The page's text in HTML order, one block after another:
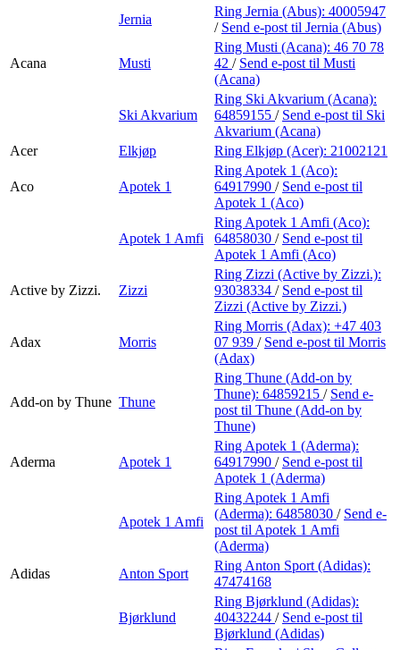
Jernia
Ring Jernia (Abus): 40005947
/ Send e-post til Jernia (Abus)
Acana Musti
Ring Musti (Acana): 46 70 78
42 / Send e-post til Musti
(Acana)
Ski Akvarium
Ring Ski Akvarium (Acana):
64859155 / Send e-post til Ski
Akvarium (Acana)
Acer
Elkjøp Ring Elkjøp (Acer): 21002121
Aco Apotek 1
Ring Apotek 1 (Aco):
64917990 / Send e-post til
Apotek 1 (Aco)
Apotek 1 Amfi
Ring Apotek 1 Amfi (Aco):
64858030 / Send e-post til
Apotek 1 Amfi (Aco)
Active by Zizzi. Zizzi
Ring Zizzi (Active by Zizzi.):
93038334 / Send e-post til
Zizzi (Active by Zizzi.)
Adax Morris
Ring Morris (Adax): +47 403
07 939 / Send e-post til Morris
(Adax)
Add-on by Thune Thune
Ring Thune (Add-on by
Thune): 64859215 / Send e-
post til Thune (Add-on by
Thune)
Aderma Apotek 1
Ring Apotek 1 (Aderma):
64917990 / Send e-post til
Apotek 1 (Aderma)
Apotek 1 Amfi
Ring Apotek 1 Amfi
(Aderma): 64858030 / Send e-
post til Apotek 1 Amfi
(Aderma)
Adidas
Anton Sport
Ring Anton Sport (Adidas):
47474168
Bjørklund
Ring Bjørklund (Adidas):
40432244 / Send e-post til
Bjørklund (Adidas)